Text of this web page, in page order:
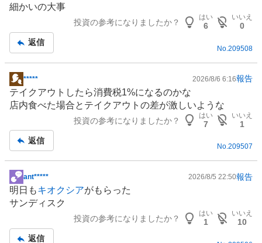
細かいの大事
投資の参考になりましたか？
はい
6
いいえ
0
返信
No. 209508
掲
示
板
***** 2026/8/6 6:16報告
テイクアウトしたら消費税1%になるのかな
店内食べた場合とテイクアウトの差が激しいような
投資の参考になりましたか？
はい
7
いいえ
1
返信
No.209507
掲
示
板
ant***** 2026/8/5 22:50報告
明日もキオクシアがもらった
サンディスク
投資の参考になりましたか？
はい
1
いいえ
10
返信